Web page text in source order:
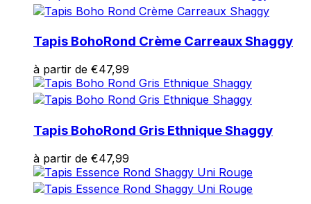
Tapis BohoRond Crème Carreaux Shaggy
à partir de €47,99
Tapis BohoRond Gris Ethnique Shaggy
à partir de €47,99